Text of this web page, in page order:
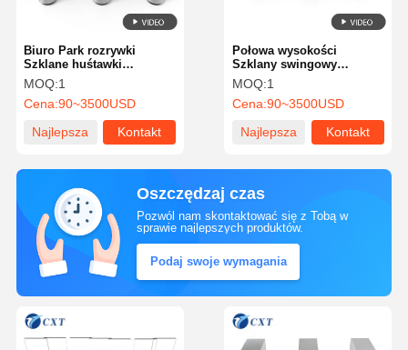
Biuro Park rozrywki
Szklane huśtawki
zwrotnikowe Akrylowe
metropolii na świeżym
powietrzu 505
MOQ:1
Cena:90~3500USD
Najlepsza
Kontakt
Połowa wysokości
Szklany swingowy
zwrotnik Elektryczny
odcisk palca 30-40
osób/min Prędkość
przejścia 510B-
MOQ:1
Cena:90~3500USD
Najlepsza
Kontakt
Oszczędzaj czas
Pozwól nam skontaktować się z Tobą w
sprawie najlepszych produktów.
Podaj swoje wymagania